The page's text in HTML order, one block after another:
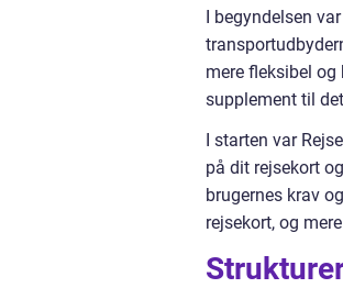
I begyndelsen
mere fleksibel
supplement til
I starten var
på dit rejsekort
brugernes krav
rejsekort, og